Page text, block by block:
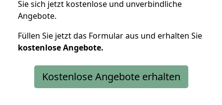
Sie sich jetzt kostenlose und unverbindliche
Angebote.
Füllen Sie jetzt das Formular aus und erhalten Sie
kostenloseAngebote.
Kostenlose Angebote erhalten